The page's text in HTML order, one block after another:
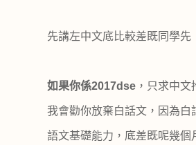
先講左中文底比較差既同學先
如果你係2017dse ，只求中文
我會勸你放棄白話文，因為白
語文基礎能力，底差既呢幾個